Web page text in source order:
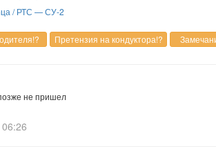
/ РТС — СУ-2
не пришел
06:26